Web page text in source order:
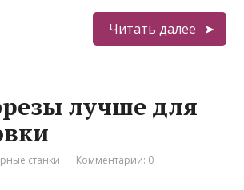
Читать далее
лучше для
станки Комментарии: 0